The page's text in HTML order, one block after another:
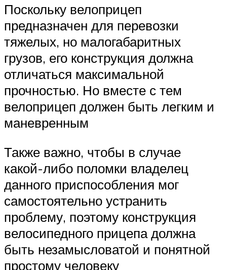
Поскольку велоприцеп
предназначен для перевозки
тяжелых, но малогабаритных
грузов, его конструкция должна
отличаться максимальной
прочностью. Но вместе с тем
велоприцеп должен быть легким и
маневренным
Также важно, чтобы в случае
какой-либо поломки владелец
данного приспособления мог
самостоятельно устранить
проблему, поэтому конструкция
велосипедного прицепа должна
быть незамысловатой и понятной
простому человеку